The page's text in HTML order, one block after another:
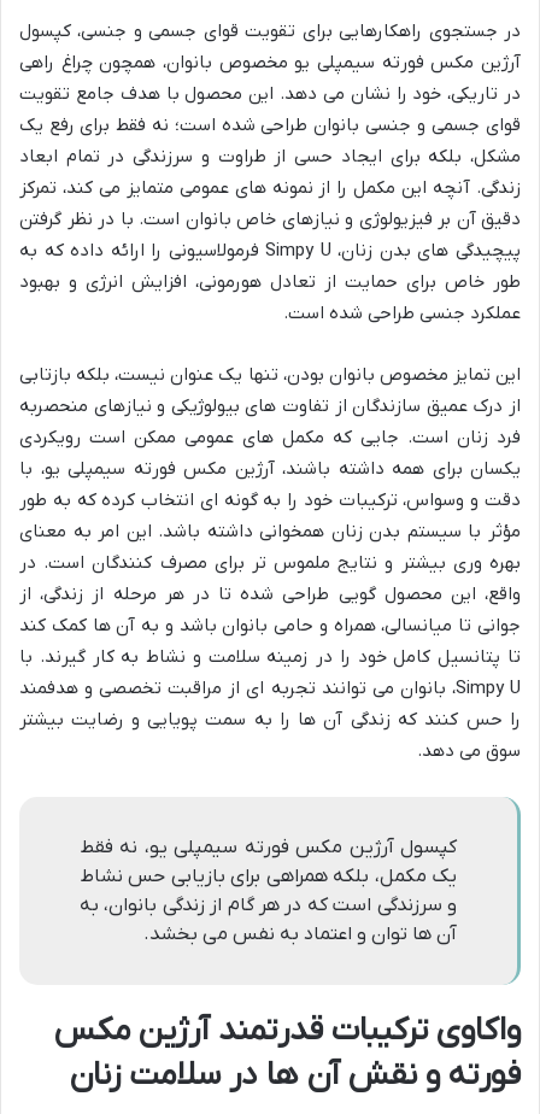
در جستجوی راهکارهایی برای تقویت قوای جسمی و جنسی، کپسول
آرژین مکس فورته سیمپلی یو مخصوص بانوان، همچون چراغ راهی
در تاریکی، خود را نشان می دهد. این محصول با هدف جامع تقویت
قوای جسمی و جنسی بانوان طراحی شده است؛ نه فقط برای رفع یک
مشکل، بلکه برای ایجاد حسی از طراوت و سرزندگی در تمام ابعاد
زندگی. آنچه این مکمل را از نمونه های عمومی متمایز می کند، تمرکز
دقیق آن بر فیزیولوژی و نیازهای خاص بانوان است. با در نظر گرفتن
پیچیدگی های بدن زنان، Simpy U فرمولاسیونی را ارائه داده که به
طور خاص برای حمایت از تعادل هورمونی، افزایش انرژی و بهبود
عملکرد جنسی طراحی شده است.
این تمایز مخصوص بانوان بودن، تنها یک عنوان نیست، بلکه بازتابی
از درک عمیق سازندگان از تفاوت های بیولوژیکی و نیازهای منحصربه
فرد زنان است. جایی که مکمل های عمومی ممکن است رویکردی
یکسان برای همه داشته باشند، آرژین مکس فورته سیمپلی یو، با
دقت و وسواس، ترکیبات خود را به گونه ای انتخاب کرده که به طور
مؤثر با سیستم بدن زنان همخوانی داشته باشد. این امر به معنای
بهره وری بیشتر و نتایج ملموس تر برای مصرف کنندگان است. در
واقع، این محصول گویی طراحی شده تا در هر مرحله از زندگی، از
جوانی تا میانسالی، همراه و حامی بانوان باشد و به آن ها کمک کند
تا پتانسیل کامل خود را در زمینه سلامت و نشاط به کار گیرند. با
Simpy U، بانوان می توانند تجربه ای از مراقبت تخصصی و هدفمند
را حس کنند که زندگی آن ها را به سمت پویایی و رضایت بیشتر
سوق می دهد.
کپسول آرژین مکس فورته سیمپلی یو، نه فقط
یک مکمل، بلکه همراهی برای بازیابی حس نشاط
و سرزندگی است که در هر گام از زندگی بانوان، به
آن ها توان و اعتماد به نفس می بخشد.
واکاوی ترکیبات قدرتمند آرژین مکس
فورته و نقش آن ها در سلامت زنان